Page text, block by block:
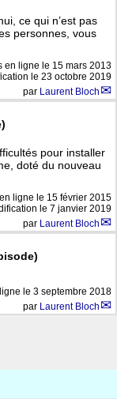
ce qui n’est pas
personnes, vous
en ligne le 15 mars 2013
le 23 octobre 2019
par Laurent Bloch
pour installer
doté du nouveau
ligne le 15 février 2015
le 7 janvier 2019
par Laurent Bloch
le 3 septembre 2018
par Laurent Bloch